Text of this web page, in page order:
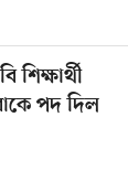
শিক্ষার্থী
পদ দিল